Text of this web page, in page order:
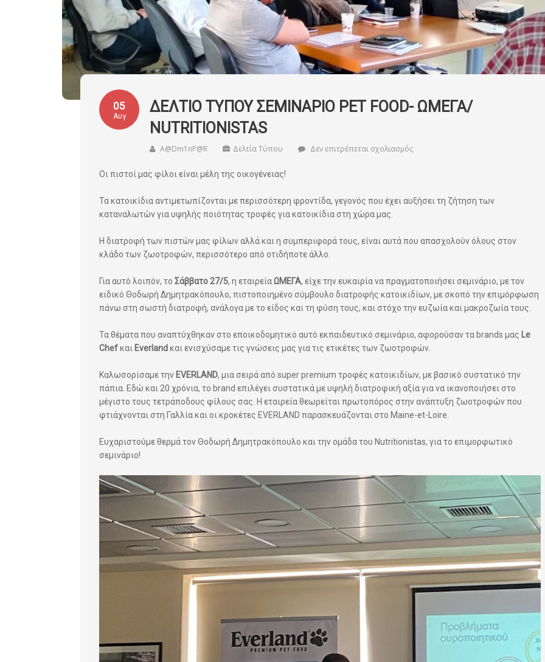
05
Αυγ
ΔΕΛΤΙΟ ΤΥΠΟΥ ΣΕΜΙΝΑΡΙΟ PET FOOD- ΩΜΕΓΑ/
NUTRITIONISTAS
A@dm1nP@r Δελτία Τύπου Δεν επιτρέπεται σχολιασμόςστο
FOOD-
Οι πιστοί μας φίλοι είναι μέλη της οικογένειας!
Τα κατοικίδια αντιμετωπίζονται με περισσότερη φροντίδα, γεγονός που έχει αυξήσει τη ζήτηση των
καταναλωτών για υψηλής ποιότητας τροφές για κατοικίδια στη χώρα μας.
Η διατροφή των πιστών μας φίλων αλλά και η συμπεριφορά τους, είναι αυτά που απασχολούν όλους στον
κλάδο των ζωοτροφών, περισσότερο από οτιδήποτε άλλο.
Για αυτό λοιπόν, το Σάββατο 27/5, η εταιρείαΩΜΕΓΑ, είχε την ευκαιρία να πραγματοποιήσει σεμινάριο, με τον
ειδικό Θοδωρή Δημητρακόπουλο, πιστοποιημένο σύμβουλο διατροφής κατοικιδίων, με σκοπό την επιμόρφωση
πάνω στη σωστή διατροφή, ανάλογα με το είδος και τη φύση τους, και στόχο την ευζωία και μακροζωία τους.
Τα θέματα που αναπτύχθηκαν στο εποικοδομητικό αυτό εκπαιδευτικό σεμινάριο, αφορούσαν τα brands μας Le
Chefκαι Everlandκαι ενισχύσαμε τις γνώσεις μας για τις ετικέτες των ζωοτροφών.
Καλωσορίσαμε την EVERLAND, μια σειρά από super premium τροφές κατοικιδίων, με βασικό συστατικό την
πάπια. Εδώ και 20 χρόνια, το brand επιλέγει συστατικά με υψηλή διατροφική αξία για να ικανοποιήσει στο
μέγιστο τους τετράποδους φίλους σας. Η εταιρεία θεωρείται πρωτοπόρος στην ανάπτυξη ζωοτροφών που
φτιάχνονται στη Γαλλία και οι κροκέτες EVERLAND παρασκευάζονται στο Maine-et-Loire.
Ευχαριστούμε θερμά τον Θοδωρή Δημητρακόπουλο και την ομάδα του Nutritionistas, για το επιμορφωτικό
σεμινάριο!